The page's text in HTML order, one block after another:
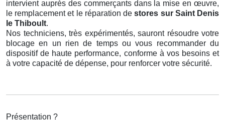
intervient auprès des commerçants dans la mise en œuvre,
le remplacement et le réparation destores sur Saint Denis
le Thiboult.
Nos techniciens, très expérimentés, sauront résoudre votre
blocage en un rien de temps ou vous recommander du
dispositif de haute performance, conforme à vos besoins et
à votre capacité de dépense, pour renforcer votre sécurité.
Présentation ?